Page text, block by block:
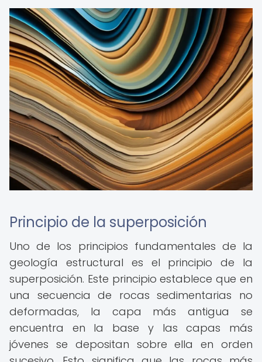
Principio de la superposición
Uno de los principios fundamentales de la
geología estructural es el principio de la
superposición. Este principio establece que en
una secuencia de rocas sedimentarias no
deformadas, la capa más antigua se
encuentra en la base y las capas más
jóvenes se depositan sobre ella en orden